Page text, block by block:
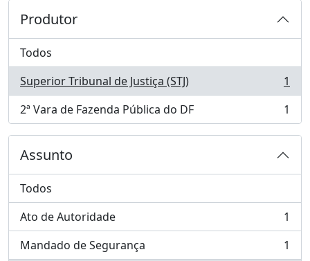
Produtor
Todos
Superior Tribunal de Justiça (STJ)
, 1 resultados
1
2ª Vara de Fazenda Pública do DF
, 1 resultados 1
Assunto
Todos
Ato de Autoridade
, 1 resultados
1
Mandado de Segurança
, 1 resultados
1